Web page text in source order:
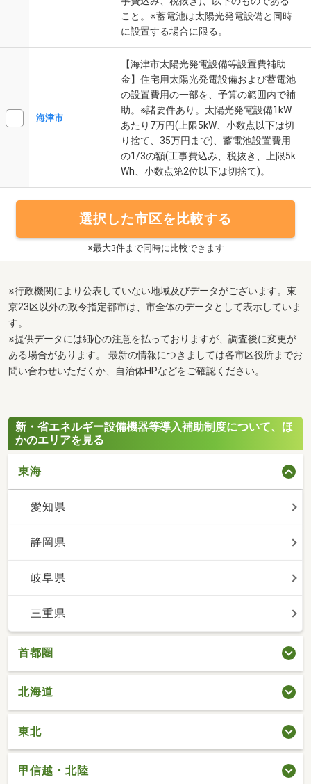
こと。※蓄電池は太陽光発電設備と同時
に設置する場合に限る。
海津市
【海津市太陽光発電設備等設置費補助
金】住宅用太陽光発電設備および蓄電池
の設置費用の一部を、予算の範囲内で補
助。※諸要件あり。太陽光発電設備1kW
あたり7万円(上限5kW、小数点以下は切
り捨て、35万円まで)、蓄電池設置費用
の1/3の額(工事費込み、税抜き、上限5k
Wh、小数点第2位以下は切捨て)。
選択した市区を比較する
※最大3件まで同時に比較できます
※行政機関により公表していない地域及びデータがございます。東
京23区以外の政令指定都市は、市全体のデータとして表示していま
す。
※提供データには細心の注意を払っておりますが、調査後に変更が
ある場合があります。 最新の情報につきましては各市区役所までお
問い合わせいただくか、自治体HPなどをご確認ください。
新・省エネルギー設備機器等導入補助制度について、ほ
かのエリアを見る
東海
愛知県
静岡県
岐阜県
三重県
首都圏
北海道
東北
甲信越・北陸